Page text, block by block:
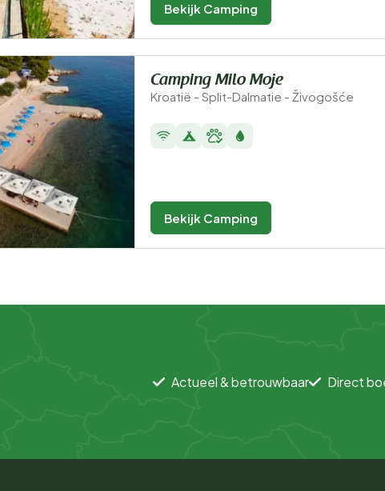
Bekijk Camping
Camping Milo Moje
Kroatië - Split-Dalmatie - Živogošće
Bekijk Camping
Actueel & betrouwbaar Direct